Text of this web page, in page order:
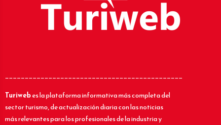
_____________________________________________
Turiwebes la plataforma informativa más completa del
sector turismo, de actualización diaria con las noticias
más relevantes para los profesionales de la industria y